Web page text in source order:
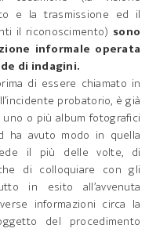
e la trasmissione ed il
il riconoscimento) sono
informale operata
di indagini.
di essere chiamato in
probatorio, è già
o più album fotografici
ha avuto modo in quella
il più delle volte, di
di colloquiare con gli
in esito all’avvenuta
informazioni circa la
del procedimento